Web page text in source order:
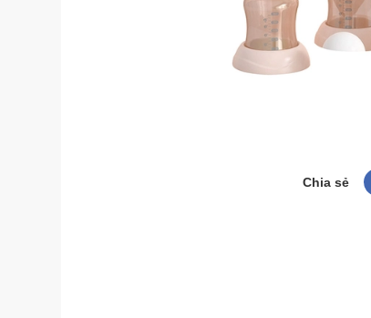
Chia sẻ